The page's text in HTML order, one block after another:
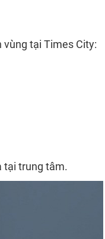
tại Times City:
tại trung tâm.